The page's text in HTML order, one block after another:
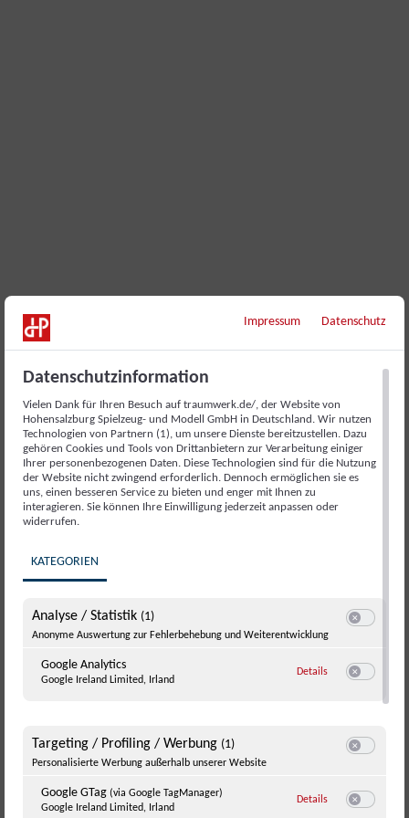
Impressum Datenschutz
Datenschutzinformation
Vielen Dank für Ihren Besuch auf traumwerk.de/, der Website von
Hohensalzburg Spielzeug- und Modell GmbH in Deutschland. Wir nutzen
Technologien von Partnern (1), um unsere Dienste bereitzustellen. Dazu
gehören Cookies und Tools von Drittanbietern zur Verarbeitung einiger
Ihrer personenbezogenen Daten. Diese Technologien sind für die Nutzung
der Website nicht zwingend erforderlich. Dennoch ermöglichen sie es
uns, einen besseren Service zu bieten und enger mit Ihnen zu
interagieren. Sie können Ihre Einwilligung jederzeit anpassen oder
widerrufen.
KATEGORIEN
Analyse / Statistik (1)
Anonyme Auswertung zur Fehlerbehebung und Weiterentwicklung
Google Analytics
Google Ireland Limited, Irland
Details zu Google
Targeting / Profiling / Werbung (1)
Personalisierte Werbung außerhalb unserer Website
Google GTag (via Google TagManager)
Google Ireland Limited, Irland
Details zu Google GTag